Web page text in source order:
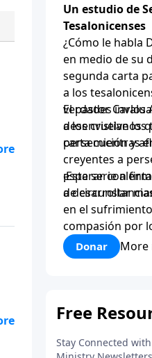
Un estudio de
Tesalonicenses
¿Cómo le habla
en medio de su
segunda carta
a los
verdades
a los cristianos
persecución y
El pastor Carlos
desenvuelve los
carta mientras
creyentes a
esperar con
de
¡Esta serie
a desarrollar
en el
compasión por
Donar More